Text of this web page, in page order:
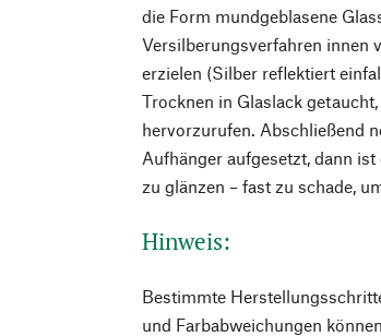
die Form mundgeblasene
Versilberungsverfahren innen
erzielen (Silber reflektiert
Trocknen in Glaslack
hervorzurufen. Abschließend
Aufhänger aufgesetzt, dann
zu glänzen – fast zu schade,
Hinweis:
Bestimmte
und Farbabweichungen